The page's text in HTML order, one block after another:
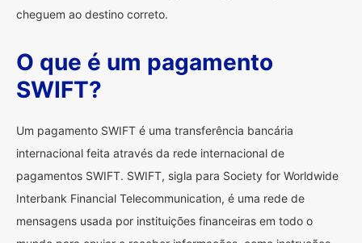
cheguem ao destino correto.
O que é um pagamento
SWIFT?
Um pagamento SWIFT é uma transferência bancária
internacional feita através da rede internacional de
pagamentos SWIFT. SWIFT, sigla para Society for Worldwide
Interbank Financial Telecommunication, é uma rede de
mensagens usada por instituições financeiras em todo o